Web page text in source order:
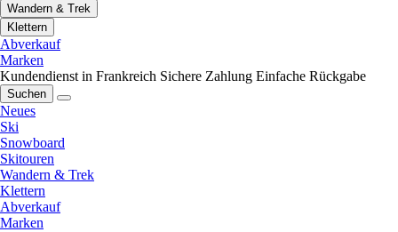
Wandern & Trek
Klettern
Abverkauf
Marken
Kundendienst in Frankreich Sichere Zahlung Einfache Rückgabe
Suchen
Neues
Ski
Snowboard
Skitouren
Wandern & Trek
Klettern
Abverkauf
Marken